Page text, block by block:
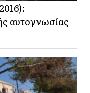
αυτογνωσίας